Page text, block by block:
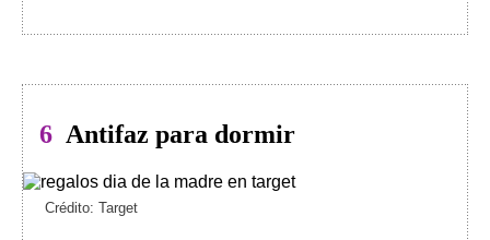
Antifaz para dormir
6
Crédito: Target